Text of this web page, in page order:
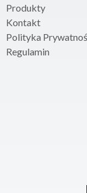
Produkty
Kontakt
Polityka
Regulamin